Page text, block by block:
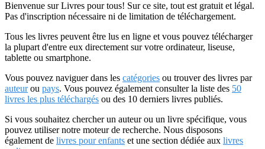
Bienvenue sur Livres pour tous! Sur ce site, tout est gratuit et légal.
Pas d'inscription nécessaire ni de limitation de téléchargement.
Tous les livres peuvent être lus en ligne et vous pouvez télécharger
la plupart d'entre eux directement sur votre ordinateur, liseuse,
tablette ou smartphone.
Vous pouvez naviguer dans les catégories ou trouver des livres par
auteurou pays. Vous pouvez également consulter la liste des 50
livres les plus téléchargés ou des 10 derniers livres publiés.
Si vous souhaitez chercher un auteur ou un livre spécifique, vous
pouvez utiliser notre moteur de recherche. Nous disposons
également de livres pour enfants et une section dédiée aux livres